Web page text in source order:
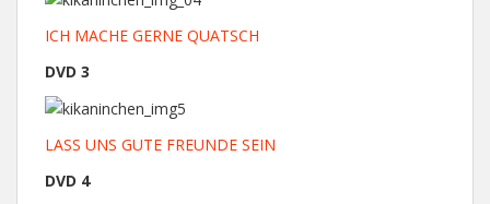
ICH MACHE GERNE QUATSCH
DVD 3
LASS UNS GUTE FREUNDE SEIN
DVD 4